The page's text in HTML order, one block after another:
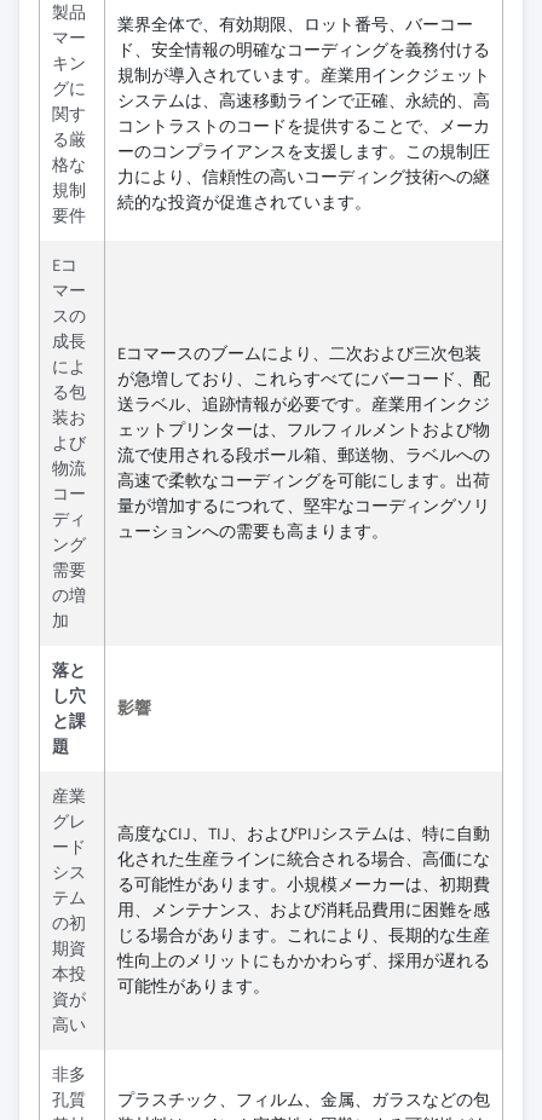
製品
マー
キン
グに
関す
る厳
格な
規制
要件
業界全体で、有効期限、ロット番号、バーコー
ド、安全情報の明確なコーディングを義務付ける
規制が導入されています。産業用インクジェット
システムは、高速移動ラインで正確、永続的、高
コントラストのコードを提供することで、メーカ
ーのコンプライアンスを支援します。この規制圧
力により、信頼性の高いコーディング技術への継
続的な投資が促進されています。
Eコ
マー
スの
成長
によ
る包
装お
よび
物流
コー
ディ
ング
需要
の増
加
Eコマースのブームにより、二次および三次包装
が急増しており、これらすべてにバーコード、配
送ラベル、追跡情報が必要です。産業用インクジ
ェットプリンターは、フルフィルメントおよび物
流で使用される段ボール箱、郵送物、ラベルへの
高速で柔軟なコーディングを可能にします。出荷
量が増加するにつれて、堅牢なコーディングソリ
ューションへの需要も高まります。
落と
し穴
と課
題
影響
産業
グレ
ード
シス
テム
の初
期資
本投
資が
高い
高度なCIJ、TIJ、およびPIJシステムは、特に自動
化された生産ラインに統合される場合、高価にな
る可能性があります。小規模メーカーは、初期費
用、メンテナンス、および消耗品費用に困難を感
じる場合があります。これにより、長期的な生産
性向上のメリットにもかかわらず、採用が遅れる
可能性があります。
非多
孔質
プラスチック、フィルム、金属、ガラスなどの包